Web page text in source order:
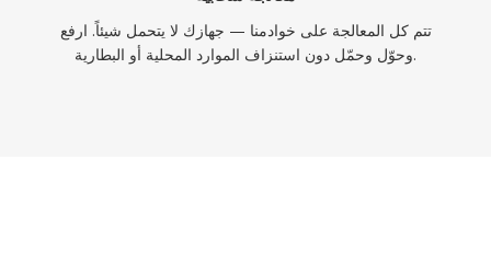
تتم كل المعالجة على خوادمنا — جهازك لا يتحمل شيئاً. ارفع
وحوّل وحمّل دون استنزاف الموارد المحلية أو البطارية.